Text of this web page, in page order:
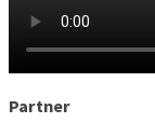
Partner